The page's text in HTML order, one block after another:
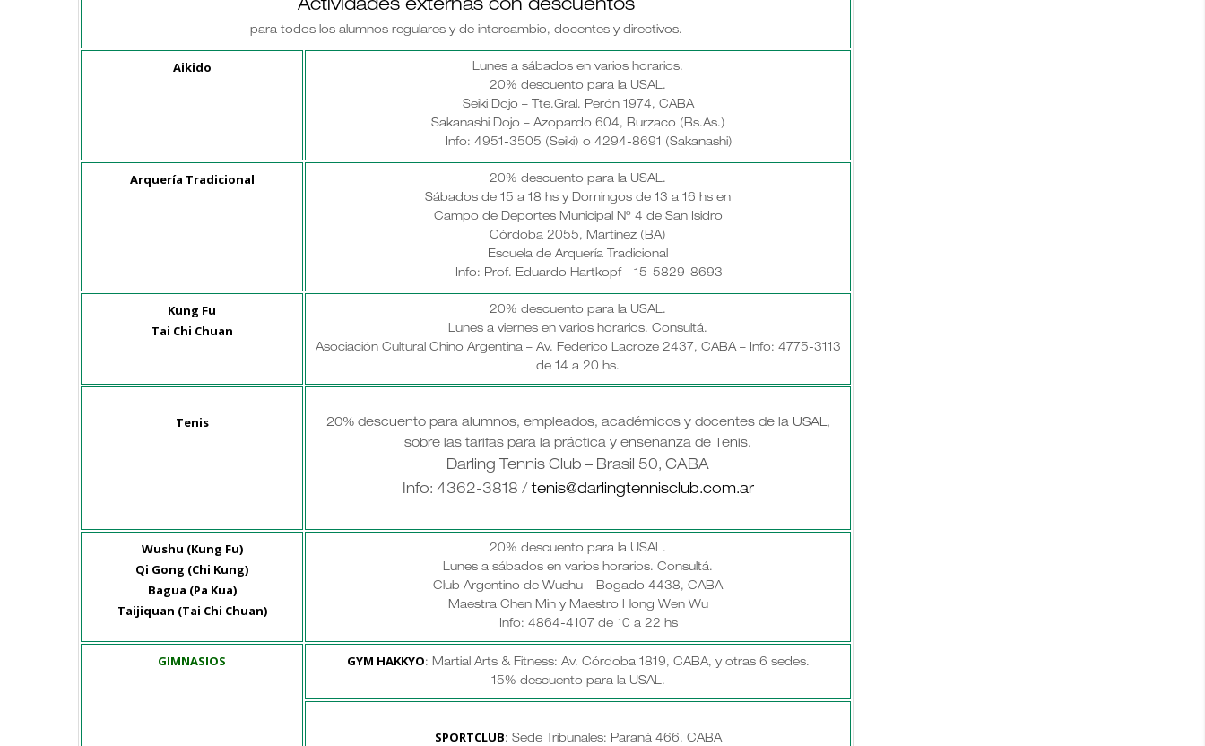
Actividades externas con descuentos
para todos los alumnos regulares y de intercambio, docentes y directivos.
Aikido
Lunes a sábados en varios horarios.
20% descuento para la USAL.
Seiki Dojo – Tte.Gral. Perón 1974, CABA
Sakanashi Dojo – Azopardo 604, Burzaco (Bs.As.)
Info: 4951-3505 (Seiki) o 4294-8691 (Sakanashi)
Arquería Tradicional
20% descuento para la USAL.
Sábados de 15 a 18 hs y Domingos de 13 a 16 hs en
Campo de Deportes Municipal Nº 4 de San Isidro
Córdoba 2055, Martínez (BA)
Escuela de Arquería Tradicional
Info: Prof. Eduardo Hartkopf - 15-5829-8693
Kung Fu
Tai Chi Chuan
20% descuento para la USAL.
Lunes a viernes en varios horarios. Consultá.
Asociación Cultural Chino Argentina – Av. Federico Lacroze 2437, CABA – Info: 4775-3113
de 14 a 20 hs.
Tenis
20% descuento para alumnos, empleados, académicos y docentes de la USAL,
sobre las tarifas para la práctica y enseñanza de Tenis.
Darling Tennis Club – Brasil 50, CABA
Info: 4362-3818 /tenis@darlingtennisclub.com.ar
Wushu (Kung Fu)
Qi Gong (Chi Kung)
Bagua (Pa Kua)
Taijiquan (Tai Chi Chuan)
20% descuento para la USAL.
Lunes a sábados en varios horarios. Consultá.
Club Argentino de Wushu – Bogado 4438, CABA
Maestra Chen Min y Maestro Hong Wen Wu
Info: 4864-4107 de 10 a 22 hs
GIMNASIOS GYM HAKKYO: Martial Arts & Fitness: Av. Córdoba 1819, CABA, y otras 6 sedes.
15% descuento para la USAL.
SPORTCLUB: Sede Tribunales: Paraná 466, CABA